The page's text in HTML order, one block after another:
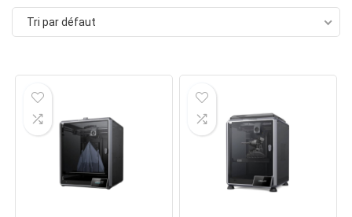
Tri par défaut